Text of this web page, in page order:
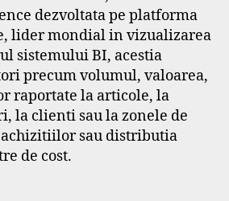
dezvoltata pe platforma
lider mondial in vizualizarea
sistemului BI, acestia
precum volumul, valoarea,
raportate la articole, la
la clienti sau la zonele de
sau distributia
de cost.